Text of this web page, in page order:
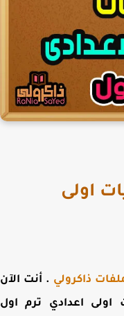
اولى
ذاكرولي. أنت الآن
اعدادي ترم اول